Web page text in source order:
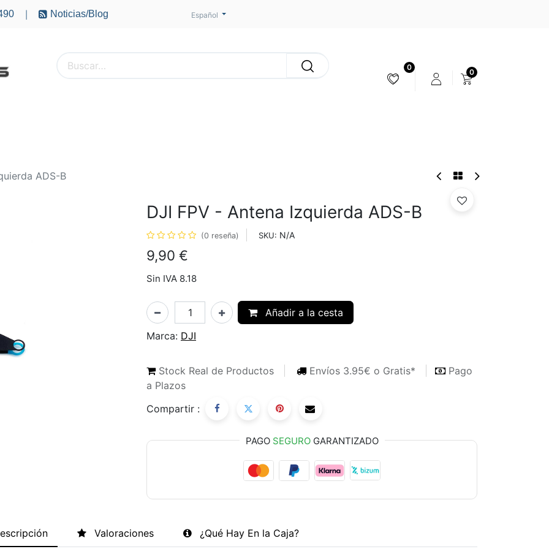
Noticias/Blog Español
0
0
ADS-B
DJI FPV - Antena Izquierda ADS-B
(0 reseña) SKU: N/A
9,90 €
Sin IVA 8.18
Añadir a la cesta
Marca: DJI
Stock Real de Productos Envíos 3.95€ o Gratis*
Pago
a Plazos
Compartir :
PAGO SEGUROGARANTIZADO
Valoraciones ¿Qué Hay En la Caja?